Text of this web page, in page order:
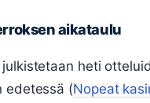
aikataulu
heti
edetessä (Nopeat